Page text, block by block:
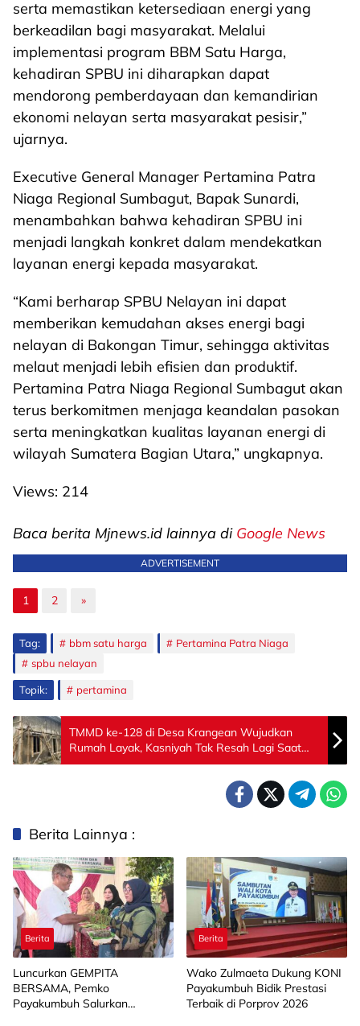
serta memastikan ketersediaan energi yang
berkeadilan bagi masyarakat. Melalui
implementasi program BBM Satu Harga,
kehadiran SPBU ini diharapkan dapat
mendorong pemberdayaan dan kemandirian
ekonomi nelayan serta masyarakat pesisir,”
ujarnya.
Executive General Manager Pertamina Patra
Niaga Regional Sumbagut, Bapak Sunardi,
menambahkan bahwa kehadiran SPBU ini
menjadi langkah konkret dalam mendekatkan
layanan energi kepada masyarakat.
“Kami berharap SPBU Nelayan ini dapat
memberikan kemudahan akses energi bagi
nelayan di Bakongan Timur, sehingga aktivitas
melaut menjadi lebih efisien dan produktif.
Pertamina Patra Niaga Regional Sumbagut akan
terus berkomitmen menjaga keandalan pasokan
serta meningkatkan kualitas layanan energi di
wilayah Sumatera Bagian Utara,” ungkapnya.
Views: 214
Baca berita Mjnews.id lainnya di Google News
ADVERTISEMENT
1 2 »
Tag: bbm satu harga
Pertamina Patra Niaga
spbu nelayan
Topik: pertamina
TMMD ke-128 di Desa Krangean Wujudkan
Rumah Layak, Kasniyah Tak Resah Lagi Saat
Angin Datang
Berita Lainnya :
Berita
Luncurkan GEMPITA
BERSAMA, Pemko
Payakumbuh Salurkan
Berita
Wako Zulmaeta Dukung KONI
Payakumbuh Bidik Prestasi
Terbaik di Porprov 2026